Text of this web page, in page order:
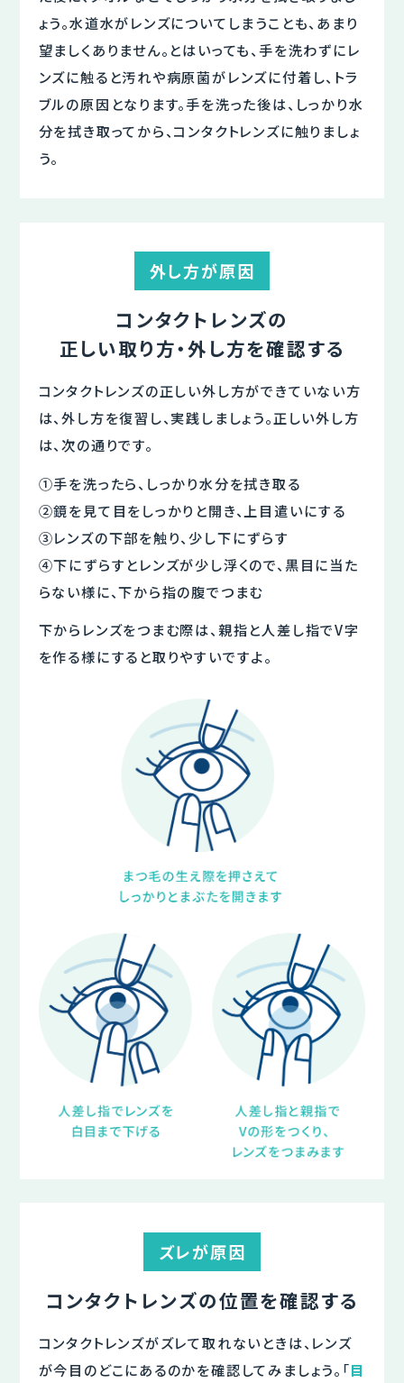
ょう。水道水がレンズについてしまうことも、あまり
望ましくありません。とはいっても、手を洗わずにレ
ンズに触ると汚れや病原菌がレンズに付着し、トラ
ブルの原因となります。手を洗った後は、しっかり水
分を拭き取ってから、コンタクトレンズに触りましょ
う。
外し方が原因
コンタクトレンズの
正しい取り方・外し方を確認する
コンタクトレンズの正しい外し方ができていない方
は、外し方を復習し、実践しましょう。正しい外し方
は、次の通りです。
①手を洗ったら、しっかり水分を拭き取る
②鏡を見て目をしっかりと開き、上目遣いにする
③レンズの下部を触り、少し下にずらす
④下にずらすとレンズが少し浮くので、黒目に当た
らない様に、下から指の腹でつまむ
下からレンズをつまむ際は、親指と人差し指でV字
を作る様にすると取りやすいですよ。
ズレが原因
コンタクトレンズの位置を確認する
コンタクトレンズがズレて取れないときは、レンズ
が今目のどこにあるのかを確認してみましょう。「目